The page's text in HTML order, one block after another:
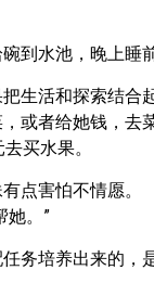
到水池，晚上睡
生活和探索结合
或者给她钱，去
买水果。
点害怕不情愿。
她。”
务培养出来的，